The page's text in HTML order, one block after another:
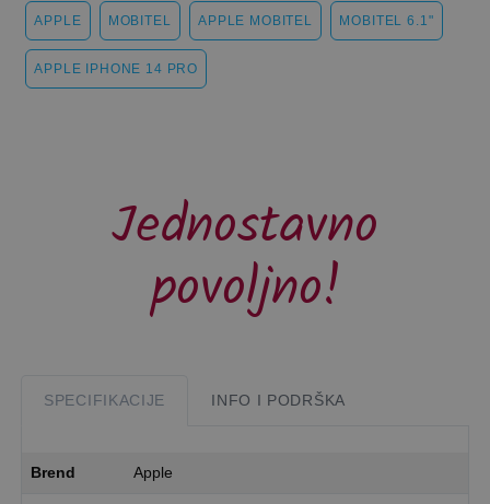
APPLE MOBITEL APPLE MOBITEL MOBITEL 6.1"
APPLE IPHONE 14 PRO
Jednostavno
povoljno!
SPECIFIKACIJE INFO I PODRŠKA
Brend Apple